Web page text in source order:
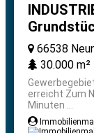
66538
30.000 m²
erreicht Zum
Minuten ...